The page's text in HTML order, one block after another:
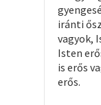
iránti
vagyok,
Isten
is erős
erős.